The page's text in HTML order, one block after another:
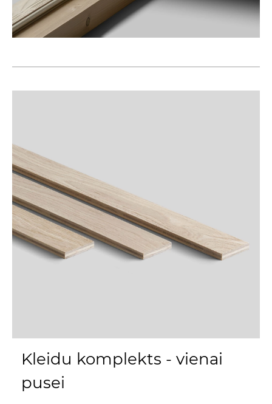
Kleidu komplekts - vienai
pusei